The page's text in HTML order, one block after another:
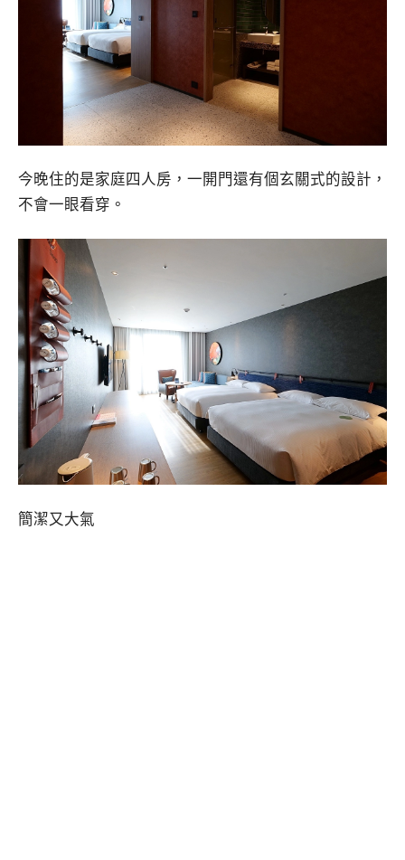
今晚住的是家庭四人房，一開門還有個玄關式的設計，
不會一眼看穿。
簡潔又大氣